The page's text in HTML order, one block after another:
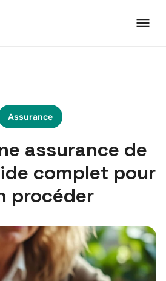
Assurance
assurance de
complet pour
procéder